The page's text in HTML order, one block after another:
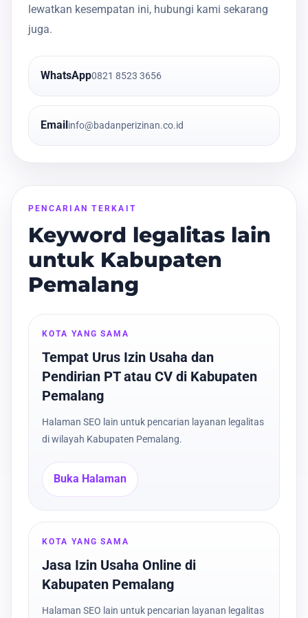
lewatkan kesempatan ini, hubungi kami sekarang
juga.
WhatsApp0821 8523 3656
Email info@badanperizinan.co.id
PENCARIAN TERKAIT
Keyword legalitas lain
untuk Kabupaten
Pemalang
KOTA YANG SAMA
Tempat Urus Izin Usaha dan
Pendirian PT atau CV di Kabupaten
Pemalang
Halaman SEO lain untuk pencarian layanan legalitas
di wilayah Kabupaten Pemalang.
Buka Halaman
KOTA YANG SAMA
Jasa Izin Usaha Online di
Kabupaten Pemalang
Halaman SEO lain untuk pencarian layanan legalitas